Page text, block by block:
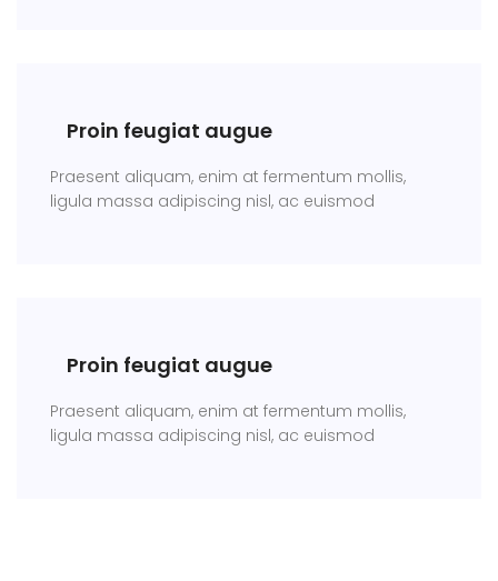
Proin feugiat augue
Praesent aliquam, enim at fermentum mollis,
ligula massa adipiscing nisl, ac euismod
Proin feugiat augue
Praesent aliquam, enim at fermentum mollis,
ligula massa adipiscing nisl, ac euismod